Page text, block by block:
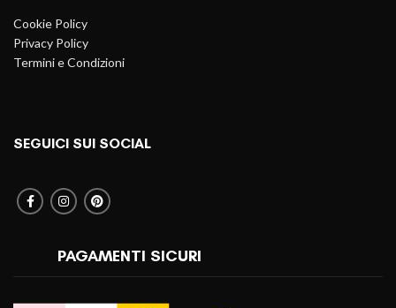
Cookie Policy
Privacy Policy
Termini e Condizioni
SEGUICI SUI SOCIAL
PAGAMENTI SICURI